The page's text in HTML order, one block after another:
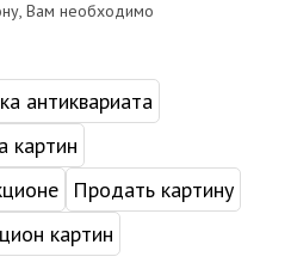
Вам необходимо
антиквариата
картин
Продать картину
картин